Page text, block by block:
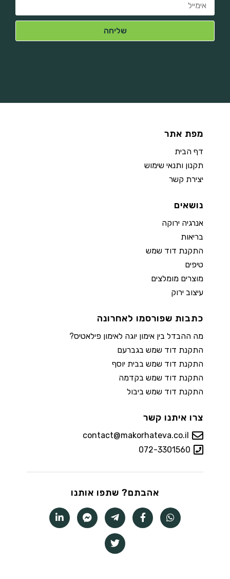
מפת אתר
דף הבית
תקנון ותנאי שימוש
יצירת קשר
נושאים
אנרגיה ירוקה
בריאות
התקנת דוד שמש
טיפים
מוצרים מומלצים
עיצוב ירוק
כתבות שפורסמו לאחרונה
מה ההבדל בין אימון יוגה לאימון פילאטיס?
התקנת דוד שמש בגברעם
התקנת דוד שמש בבית יוסף
התקנת דוד שמש בקדמה
התקנת דוד שמש ביבול
צרו איתנו קשר
contact@makorhateva.co.il
072-3301560
אהבתם? שתפו אותנו